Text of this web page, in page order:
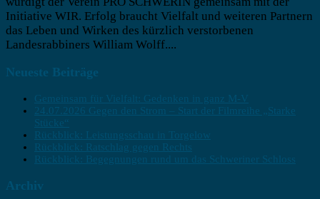
Initiative WIR. Erfolg braucht Vielfalt und weiteren Partnern
das Leben und Wirken des kürzlich verstorbenen
Landesrabbiners William Wolff....
Neueste Beiträge
Gemeinsam für Vielfalt: Gedenken in ganz M-V
24.07.2026 Gegen den Strom – Start der Filmreihe „Starke
Stücke“
Rückblick: Leistungsschau in Torgelow
Rückblick: Ratschlag gegen Rechts
Rückblick: Begegnungen rund um das Schweriner Schloss
Archiv